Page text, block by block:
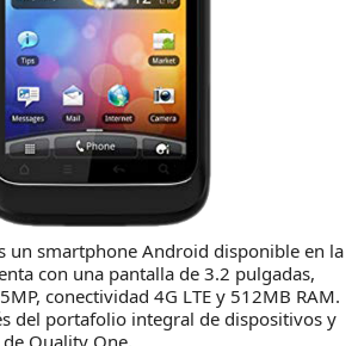
un smartphone Android disponible en la
con una pantalla de 3.2 pulgadas,
conectividad 4G LTE y 512MB RAM.
del portafolio integral de dispositivos y
Quality One.